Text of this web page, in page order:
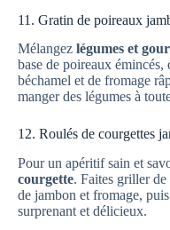
11. Gratin de poireaux
Mélangez légumes et
base de poireaux
béchamel et de fromage
manger des légumes à
12. Roulés de courgettes
Pour un apéritif sain et
courgette. Faites griller de
de jambon et fromage,
surprenant et délicieux.